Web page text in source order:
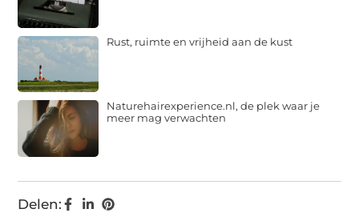
Delen:
Rust, ruimte en vrijheid aan de kust
Naturehairexperience.nl, de plek waar je
meer mag verwachten